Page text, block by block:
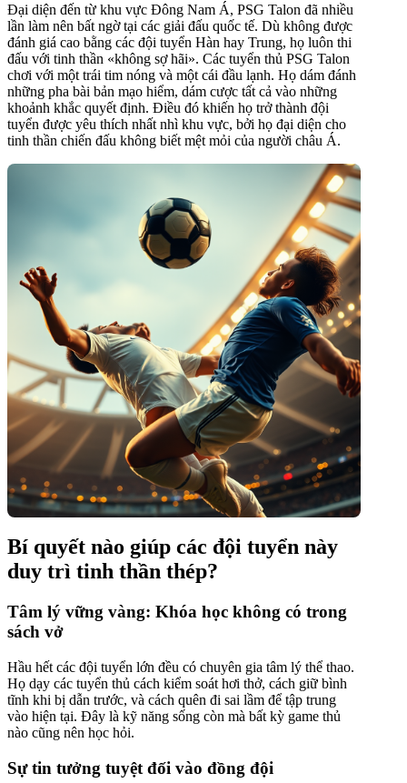
Đại diện đến từ khu vực Đông Nam Á, PSG Talon đã nhiều
lần làm nên bất ngờ tại các giải đấu quốc tế. Dù không được
đánh giá cao bằng các đội tuyển Hàn hay Trung, họ luôn thi
đấu với tinh thần «không sợ hãi». Các tuyển thủ PSG Talon
chơi với một trái tim nóng và một cái đầu lạnh. Họ dám đánh
những pha bài bản mạo hiểm, dám cược tất cả vào những
khoảnh khắc quyết định. Điều đó khiến họ trở thành đội
tuyển được yêu thích nhất nhì khu vực, bởi họ đại diện cho
tinh thần chiến đấu không biết mệt mỏi của người châu Á.
Bí quyết nào giúp các đội tuyển này
duy trì tinh thần thép?
Tâm lý vững vàng: Khóa học không có trong
sách vở
Hầu hết các đội tuyển lớn đều có chuyên gia tâm lý thể thao.
Họ dạy các tuyển thủ cách kiểm soát hơi thở, cách giữ bình
tĩnh khi bị dẫn trước, và cách quên đi sai lầm để tập trung
vào hiện tại. Đây là kỹ năng sống còn mà bất kỳ game thủ
nào cũng nên học hỏi.
Sự tin tưởng tuyệt đối vào đồng đội